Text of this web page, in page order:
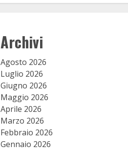
Archivi
Agosto 2026
Luglio 2026
Giugno 2026
Maggio 2026
Aprile 2026
Marzo 2026
Febbraio 2026
Gennaio 2026